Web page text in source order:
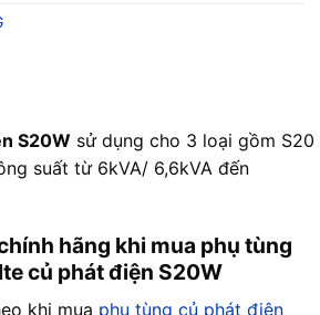
S20W sử dụng cho 3 loại gồm S20
suất từ 6kVA/ 6,6kVA đến
hãng khi mua phụ tùng
củ phát điện S20W
khi mua phụ tùng củ phát điện